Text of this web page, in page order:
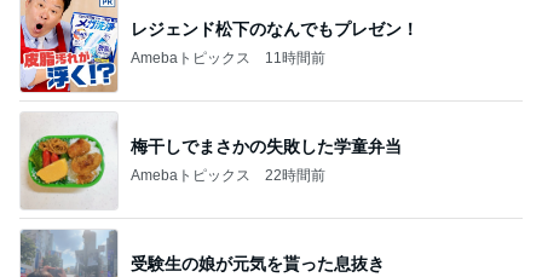
レジェンド松下のなんでもプレゼン！
Amebaトピックス 11時間前
梅干しでまさかの失敗した学童弁当
Amebaトピックス 22時間前
受験生の娘が元気を貰った息抜き